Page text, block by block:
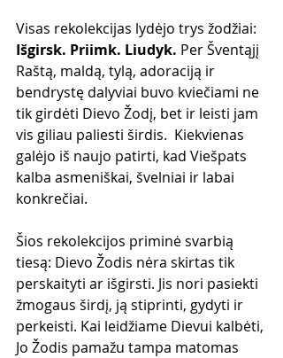
Visas rekolekcijas lydėjo trys žodžiai:
Išgirsk. Priimk. Liudyk. Per Šventąjį
Raštą, maldą, tylą, adoraciją ir
bendrystę dalyviai buvo kviečiami ne
tik girdėti Dievo Žodį, bet ir leisti jam
vis giliau paliesti širdis.  Kiekvienas
galėjo iš naujo patirti, kad Viešpats
kalba asmeniškai, švelniai ir labai
konkrečiai.
Šios rekolekcijos priminė svarbią
tiesą: Dievo Žodis nėra skirtas tik
perskaityti ar išgirsti. Jis nori pasiekti
žmogaus širdį, ją stiprinti, gydyti ir
perkeisti. Kai leidžiame Dievui kalbėti,
Jo Žodis pamažu tampa matomas